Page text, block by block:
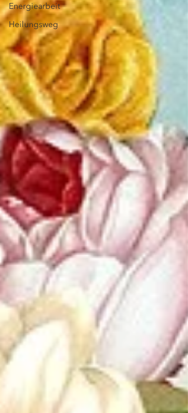
Energiearbeit
Heilungsweg